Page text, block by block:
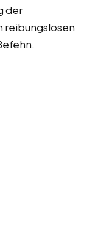
der
reibungslosen